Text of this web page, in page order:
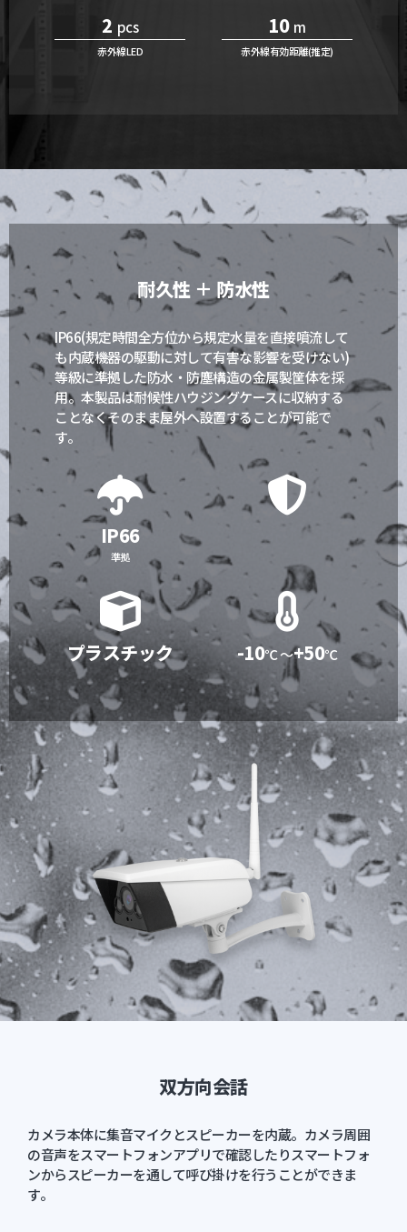
2 pcs
赤外線LED
10 m
赤外線有効距離(推定)
耐久性 ＋ 防水性
IP66(規定時間全方位から規定水量を直接噴流して
も内蔵機器の駆動に対して有害な影響を受けない)
等級に準拠した防水・防塵構造の金属製筐体を採
用。本製品は耐候性ハウジングケースに収納する
ことなくそのまま屋外へ設置することが可能で
す。
IP66
準拠
プラスチック -10℃ ～+50℃
双方向会話
カメラ本体に集音マイクとスピーカーを内蔵。カメラ周囲
の音声をスマートフォンアプリで確認したりスマートフォ
ンからスピーカーを通して呼び掛けを行うことができま
す。